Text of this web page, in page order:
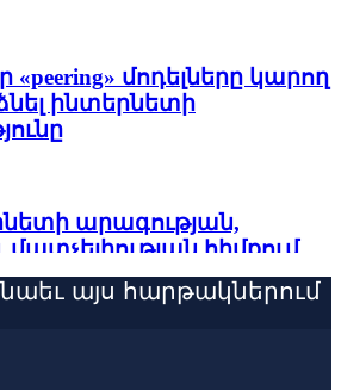
«peering» մոդելները կարող
ինտերնետի
արագության,
մատչելիության հիմքում
այս հարթակներում